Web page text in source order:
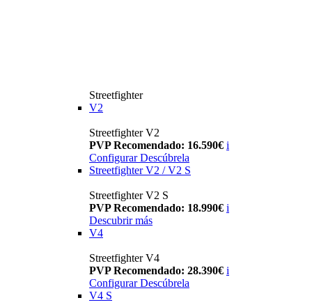
Streetfighter
V2
Streetfighter V2
PVP Recomendado: 16.590€ i
Configurar Descúbrela
Streetfighter V2 / V2 S
Streetfighter V2 S
PVP Recomendado: 18.990€ i
Descubrir más
V4
Streetfighter V4
PVP Recomendado: 28.390€ i
Configurar Descúbrela
V4 S